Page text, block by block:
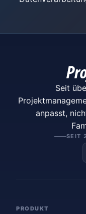
Seit
anpasst,
SEIT
PRODUKT